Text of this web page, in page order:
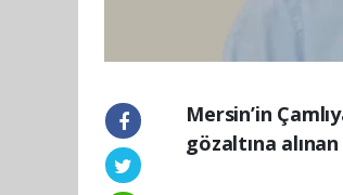
Mersin’in
gözaltına